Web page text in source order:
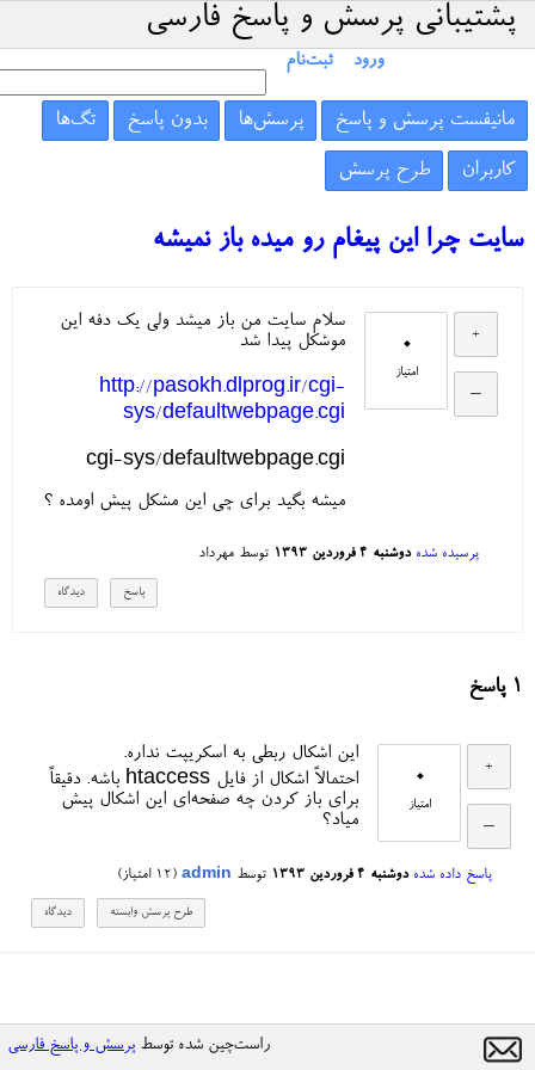
پشتیبانی پرسش و پاسخ فارسی
ورود ثبت‌نام
مانیفست پرسش و پاسخ پرسش‌ها بدون پاسخ تگ‌ها
کاربران طرح پرسش
سایت چرا این پیغام رو میده باز نمیشه
0
امتیاز
سلام سایت من باز میشد ولی یک دفه این
موشکل پیدا شد
http://pasokh.dlprog.ir/cgi-
sys/defaultwebpage.cgi
cgi-sys/defaultwebpage.cgi
میشه بگید برای چی این مشکل پیش اومده ؟
پرسیده شده دوشنبه ۴ فروردین ۱۳۹۳ توسط مهرداد
1 پاسخ
0
امتیاز
این اشکال ربطی به اسکریپت نداره.
احتمالاً اشکال از فایل htaccess باشه. دقیقاً
برای باز کردن چه صفحه‌ای این اشکال پیش
میاد؟
پاسخ داده شده دوشنبه ۴ فروردین ۱۳۹۳ توسط admin
(
12 امتیاز)
راست‌چین شده توسط پرسش و پاسخ فارسی